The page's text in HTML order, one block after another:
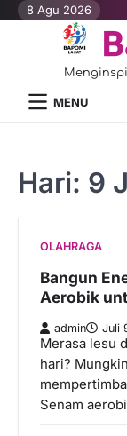
Skip8 Agu 2026
MENU
Hari: 9
OLAHRAGA
Bangun
Aerobik
admin Juli
Merasa lesu
hari?
Senam